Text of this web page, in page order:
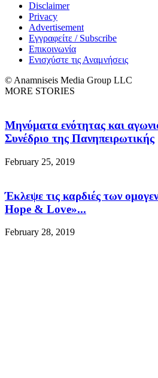
Disclaimer
Privacy
Advertisement
Εγγραφείτε / Subscribe
Επικοινωνία
Ενισχύστε τις Αναμνήσεις
© Anamniseis Media Group LLC
MORE STORIES
Μηνύματα ενότητας και
Συνέδριο της Πανηπειρωτικής
February 25, 2019
Έκλεψε τις καρδιές των
Hope & Love»...
February 28, 2019